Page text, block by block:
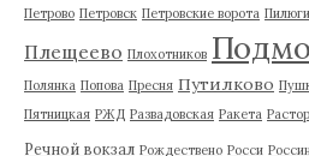
Петрово Петровск Петровские ворота
Плещеево Плохотников
Полянка Попова Пресня Путилково
Пятницкая РЖД Развадовская Ракета
Речной вокзал Рождествено Росси